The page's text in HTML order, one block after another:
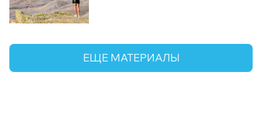
ЕЩЕ МАТЕРИАЛЫ